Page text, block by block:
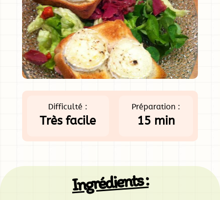
Difficulté :
Très facile
Préparation :
15 min
Ingrédients :